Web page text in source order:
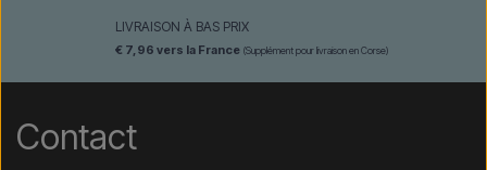
LIVRAISON À BAS PRIX
€ 7,96 vers la France(Supplément pour livraison en Corse)
Contact